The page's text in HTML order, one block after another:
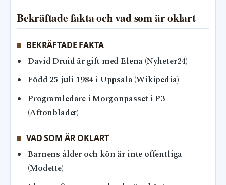
Bekräftade fakta och vad som är oklart
BEKRÄFTADE FAKTA
David Druid är gift med Elena (Nyheter24)
Född 25 juli 1984 i Uppsala (Wikipedia)
Programledare i Morgonpasset i P3
(Aftonbladet)
VAD SOM ÄR OKLART
Barnens ålder och kön är inte offentliga
(Modette)